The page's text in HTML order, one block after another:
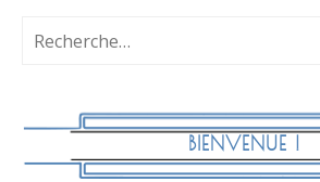
Rechercher :
BIENVENUE !